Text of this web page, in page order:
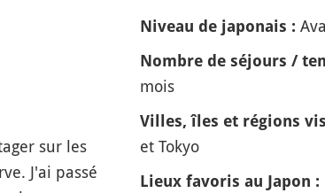
sur les
J'ai passé
Niveau de japonais :
Nombre de séjours /
mois
Villes, îles et régions
et Tokyo
Lieux favoris au Japon :